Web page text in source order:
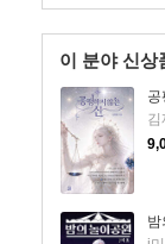
이 분야 신상
공
김
밤